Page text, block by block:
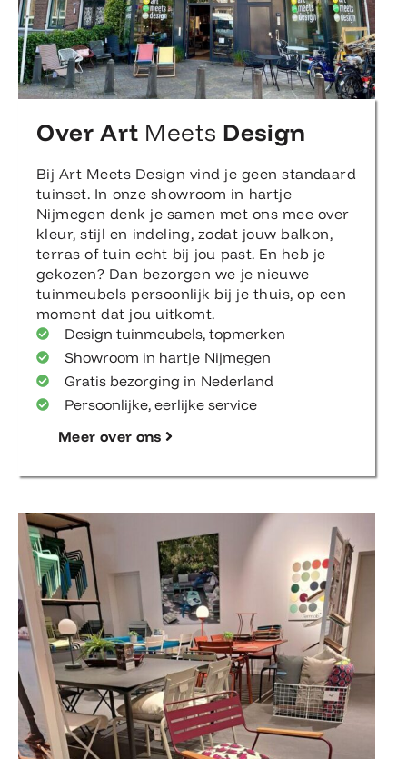
Over Art Meets Design
Bij Art Meets Design vind je geen standaard
tuinset. In onze showroom in hartje
Nijmegen denk je samen met ons mee over
kleur, stijl en indeling, zodat jouw balkon,
terras of tuin echt bij jou past. En heb je
gekozen? Dan bezorgen we je nieuwe
tuinmeubels persoonlijk bij je thuis, op een
moment dat jou uitkomt.
Design tuinmeubels, topmerken
Showroom in hartje Nijmegen
Gratis bezorging in Nederland
Persoonlijke, eerlijke service
Meer over ons